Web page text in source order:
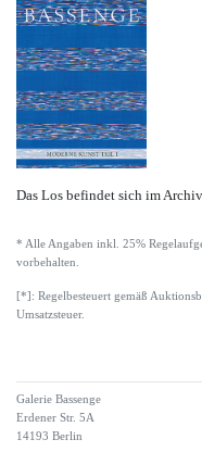
Das Los befindet sich im Archiv.
* Alle Angaben inkl. 25%
vorbehalten.
[*]: Regelbesteuert gemäß
Umsatzsteuer.
Galerie Bassenge
Erdener Str. 5A
14193 Berlin